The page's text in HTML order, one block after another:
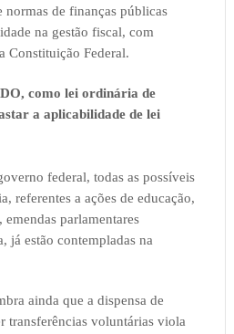
de finanças públicas
na gestão fiscal, com
Constituição Federal.
como lei ordinária de
a aplicabilidade de lei
federal, todas as possíveis
referentes a ações de educação,
emendas parlamentares
já estão contempladas na
ainda que a dispensa de
transferências voluntárias viola